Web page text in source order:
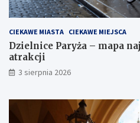
CIEKAWE MIASTA CIEKAWE MIEJSCA
Dzielnice Paryża – mapa
atrakcji
3 sierpnia 2026